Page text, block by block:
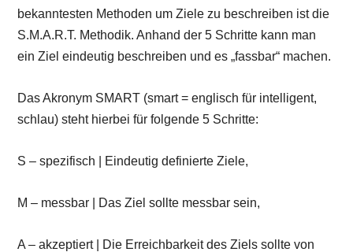
bekanntesten Methoden um Ziele zu beschreiben ist die
S.M.A.R.T. Methodik. Anhand der 5 Schritte kann man
ein Ziel eindeutig beschreiben und es „fassbar“ machen.
Das Akronym SMART (smart = englisch für intelligent,
schlau) steht hierbei für folgende 5 Schritte:
S – spezifisch | Eindeutig definierte Ziele,
M – messbar | Das Ziel sollte messbar sein,
A – akzeptiert | Die Erreichbarkeit des Ziels sollte von